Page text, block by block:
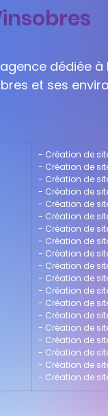
dédiée
et ses
- Création de
- Création de
- Création de
- Création de
- Création de
- Création de
- Création de
- Création de
- Création de
- Création de
- Création de
- Création de
- Création de
- Création de
- Création de
- Création de
- Création de
- Création de
- Création de